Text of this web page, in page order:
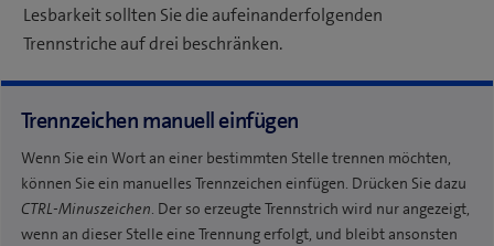
Lesbarkeit sollten Sie die aufeinanderfolgenden
Trennstriche auf drei beschränken.
Trennzeichen manuell einfügen
Wenn Sie ein Wort an einer bestimmten Stelle trennen möchten,
können Sie ein manuelles Trennzeichen einfügen. Drücken Sie dazu
CTRL-Minuszeichen. Der so erzeugte Trennstrich wird nur angezeigt,
wenn an dieser Stelle eine Trennung erfolgt, und bleibt ansonsten